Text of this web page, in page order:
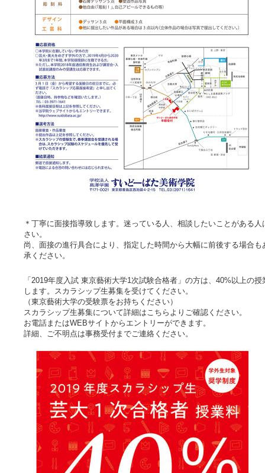
＊丁寧に面接指導致します。迷っている人、相談したいことがある
さい。
尚、面接の進行具合により、指定した時間から大幅に前後する場合
承ください。
「2019年度入試 東京藝術大学1次試験合格者」の方は、40%以上の
します。スカラシップ生募集を受けてください。
（東京藝術大学の受験票をお持ちください）
スカラシップ生募集について詳細はこちらよりご確認ください。
お電話またはWEBサイトからエントリーができます。
詳細、ご不明点は事務受付までご連絡ください。